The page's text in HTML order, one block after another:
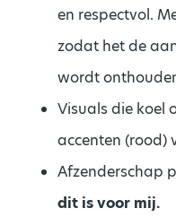
en respectvol.
zodat het de
wordt
Visuals die koel
accenten (rood)
Afzenderschap
dit is voor mij.